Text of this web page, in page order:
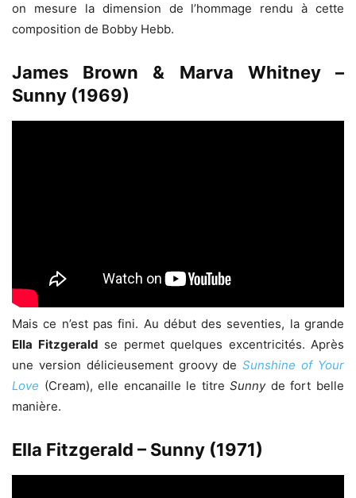
on mesure la dimension de l’hommage rendu à cette
composition de Bobby Hebb.
James Brown & Marva Whitney –
Sunny (1969)
Mais ce n’est pas fini. Au début des seventies, la grande
Ella Fitzgerald se permet quelques excentricités. Après
une version délicieusement groovy deSunshine of Your
Love (Cream), elle encanaille le titreSunnyde fort belle
manière.
Ella Fitzgerald – Sunny (1971)